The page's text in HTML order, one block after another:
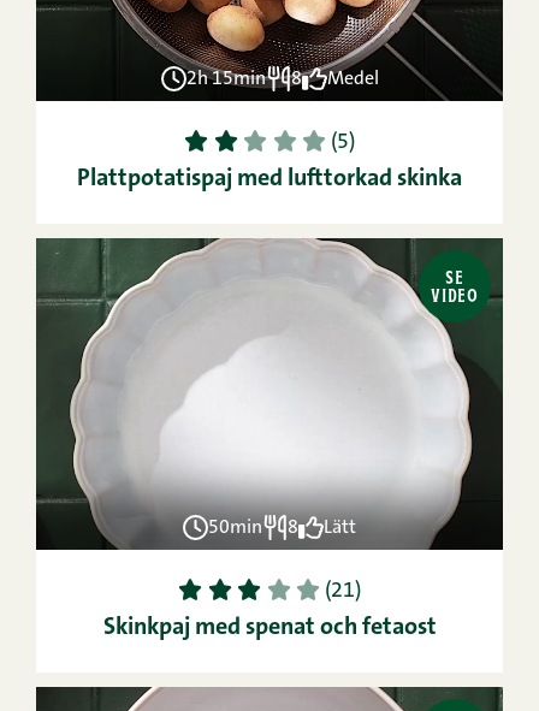
2h 15min 8 Medel
1 2 3 4 5 (5)
Plattpotatispaj med lufttorkad skinka
SE
VIDEO
50min 8 Lätt
1 2 3 4 5 (21)
Skinkpaj med spenat och fetaost